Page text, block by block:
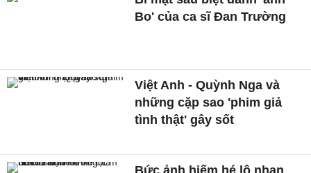
Bo' của ca sĩ Đan Trường
Việt Anh - Quỳnh Nga và
những cặp sao 'phim giả
tình thật' gây sốt